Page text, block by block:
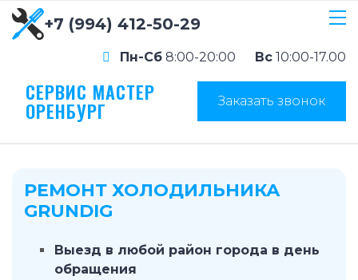
+7 (994) 412-50-29
Пн-Сб 8:00-20:00 Вс 10:00-17.00
СЕРВИС МАСТЕР
ОРЕНБУРГ Заказать звонок
РЕМОНТ ХОЛОДИЛЬНИКА
GRUNDIG
Выезд в любой район города в день
обращения